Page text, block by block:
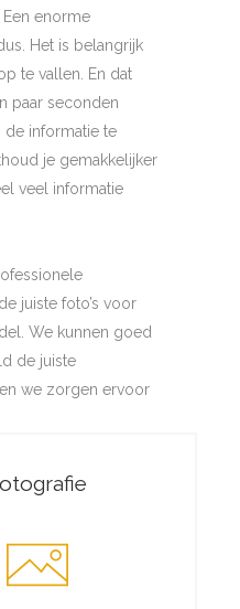
enorme
Het is belangrijk
te vallen. En dat
paar seconden
informatie te
je gemakkelijker
veel informatie
juiste foto’s voor
We kunnen goed
de juiste
we zorgen ervoor